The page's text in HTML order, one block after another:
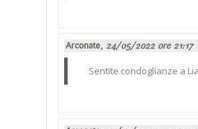
Arconate, 24/05/2022 ore 21:17
Sentite condoglianze a